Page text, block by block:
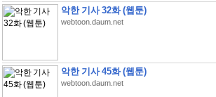
악한 기사 32화 (웹툰)
webtoon.daum.net
악한 기사 45화 (웹툰)
webtoon.daum.net